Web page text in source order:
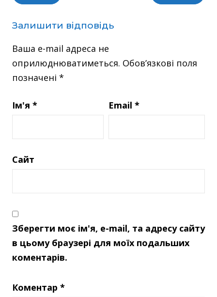
Залишити відповідь
Ваша e-mail адреса не
оприлюднюватиметься. Обов’язкові поля
позначені *
Ім'я * Email *
Сайт
Зберегти моє ім'я, e-mail, та адресу сайту
в цьому браузері для моїх подальших
коментарів.
Коментар *